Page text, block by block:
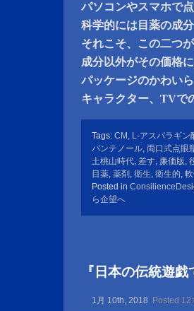
パソコンやスマホで
科学的には目薬の成
それこそ、この二つ
成分以外がその価格
パッケージのかわいら
キャラクター、TVで
Tags: CM , L-アスパラギン
パンテノール, 両口式点眼
土桃山時代, 差す, 廉価版,
目薬, 薬剤 , 衛生, 衛生的,
Posted in
ら企望へ
『日本の伝統遊
1月 10th, 2018 Posted